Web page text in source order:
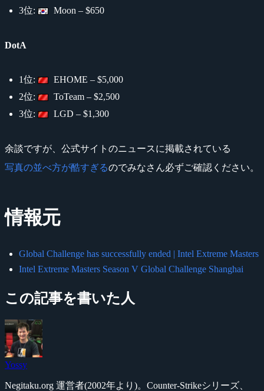
3位: Moon – $650
DotA
1位:
EHOME – $5,000
2位:
ToTeam – $2,500
3位:
LGD – $1,300
余談ですが、公式サイトのニュースに掲載されている
写真の並べ方が酷すぎるのでみなさん必ずご確認ください。
情報元
Global Challenge has successfully ended | Intel Extreme Masters
Intel Extreme Masters Season V Global Challenge Shanghai
この記事を書いた人
Yossy
Negitaku.org 運営者(2002年より)。Counter-Strikeシリーズ、